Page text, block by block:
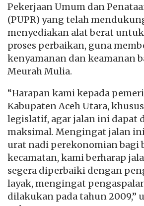
Pekerjaan Umum dan
(PUPR) yang telah
menyediakan alat berat
proses perbaikan, guna
kenyamanan dan keamanan
Meurah Mulia.
“Harapan kami kepada
Kabupaten Aceh Utara,
legislatif, agar jalan ini dapat
maksimal. Mengingat jalan
urat nadi perekonomian bagi
kecamatan, kami berharap
segera diperbaiki dengan
layak, mengingat
dilakukan pada tahun 2009,”